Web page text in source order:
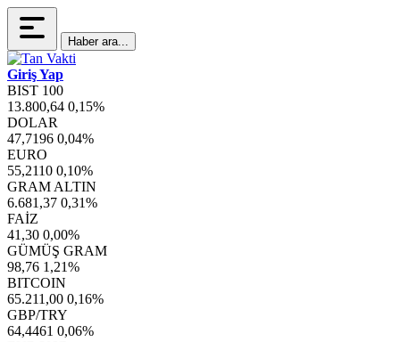
Haber ara...
Giriş Yap
BIST 100
13.800,64 0,15%
DOLAR
47,7196 0,04%
EURO
55,2110 0,10%
GRAM ALTIN
6.681,37 0,31%
FAİZ
41,30 0,00%
GÜMÜŞ GRAM
98,76 1,21%
BITCOIN
65.211,00 0,16%
GBP/TRY
64,4461 0,06%